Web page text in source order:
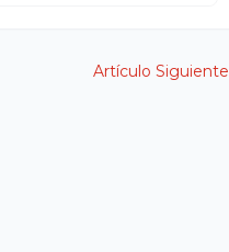
Artículo Siguiente